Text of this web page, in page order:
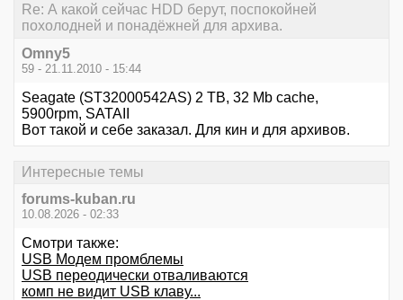
Re: А какой сейчас HDD берут, поспокойней
похолодней и понадёжней для архива.
Omny5
59 - 21.11.2010 - 15:44
Seagate (ST32000542AS) 2 TB, 32 Mb cache,
5900rpm, SATAII
Вот такой и себе заказал. Для кин и для архивов.
Интересные темы
forums-kuban.ru
10.08.2026 - 02:33
Смотри также:
USB Модем промблемы
USB переодически отваливаются
комп не видит USB клаву...